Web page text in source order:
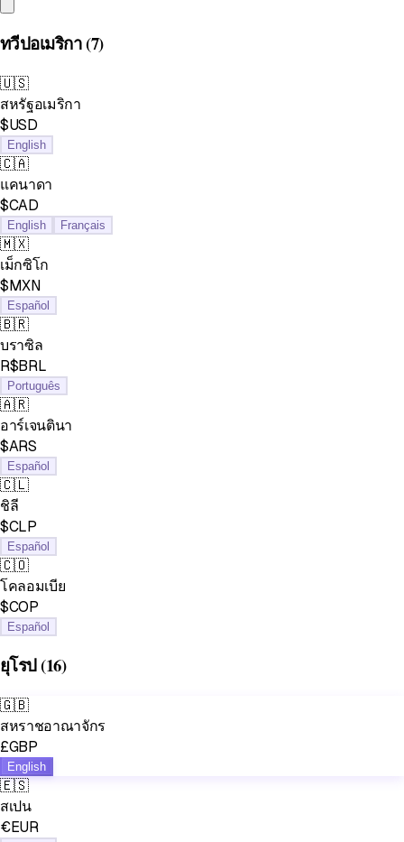
ทวีปอเมริกา(7)
🇺🇸
สหรัฐอเมริกา
$USD
English
🇨🇦
แคนาดา
$CAD
English Français
🇲🇽
เม็กซิโก
$MXN
Español
🇧🇷
บราซิล
R$BRL
Português
🇦🇷
อาร์เจนตินา
$ARS
Español
🇨🇱
ชิลี
$CLP
Español
🇨🇴
โคลอมเบีย
$COP
Español
ยุโรป(16)
🇬🇧
สหราชอาณาจักร
£GBP
English
🇪🇸
สเปน
€EUR